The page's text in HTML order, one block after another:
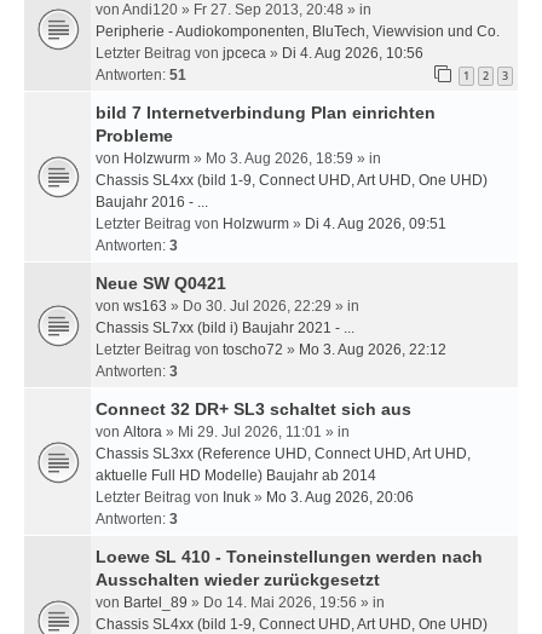
von Andi120 » Fr 27. Sep 2013, 20:48 » in
Peripherie - Audiokomponenten, BluTech, Viewvision und Co.
Letzter Beitrag von jpceca » Di 4. Aug 2026, 10:56
Antworten: 51 1 2 3
bild 7 Internetverbindung Plan einrichten
Probleme
von Holzwurm » Mo 3. Aug 2026, 18:59 » in
Chassis SL4xx (bild 1-9, Connect UHD, Art UHD, One UHD)
Baujahr 2016 - ...
Letzter Beitrag von Holzwurm » Di 4. Aug 2026, 09:51
Antworten: 3
Neue SW Q0421
von ws163 » Do 30. Jul 2026, 22:29 » in
Chassis SL7xx (bild i) Baujahr 2021 - ...
Letzter Beitrag von toscho72 » Mo 3. Aug 2026, 22:12
Antworten: 3
Connect 32 DR+ SL3 schaltet sich aus
von Altora » Mi 29. Jul 2026, 11:01 » in
Chassis SL3xx (Reference UHD, Connect UHD, Art UHD,
aktuelle Full HD Modelle) Baujahr ab 2014
Letzter Beitrag von Inuk » Mo 3. Aug 2026, 20:06
Antworten: 3
Loewe SL 410 - Toneinstellungen werden nach
Ausschalten wieder zurückgesetzt
von Bartel_89 » Do 14. Mai 2026, 19:56 » in
Chassis SL4xx (bild 1-9, Connect UHD, Art UHD, One UHD)